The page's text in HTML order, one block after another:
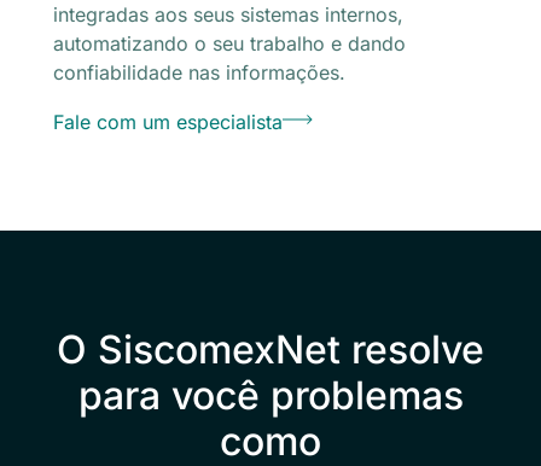
integradas aos seus sistemas internos,
automatizando o seu trabalho e dando
confiabilidade nas informações.
Fale com um especialista
O SiscomexNet resolve
para você problemas
como